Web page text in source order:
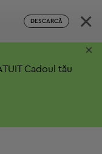
DESCARCĂ ×
Cadoul tău
×